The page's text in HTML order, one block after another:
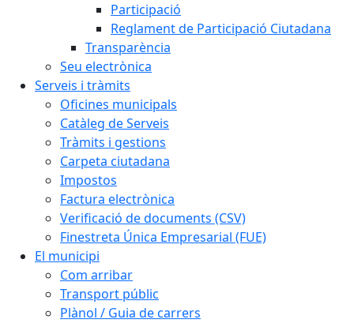
Participació
Reglament de Participació Ciutadana
Transparència
Seu electrònica
Serveis i tràmits
Oficines municipals
Catàleg de Serveis
Tràmits i gestions
Carpeta ciutadana
Impostos
Factura electrònica
Verificació de documents (CSV)
Finestreta Única Empresarial (FUE)
El municipi
Com arribar
Transport públic
Plànol / Guia de carrers